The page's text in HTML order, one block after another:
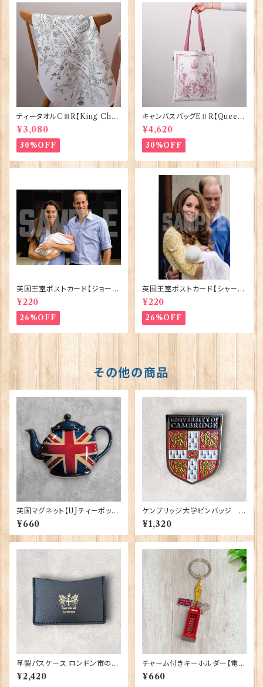
ティータオルCⅢR【King Char
lesⅢ Coronation】Victoria
Eggs 50129
¥3,080
30%OFF
キャンバスバッグEⅡR【Queen
ElizabethⅡ Commemorativ
e】Victoria Eggs 90332
¥4,620
30%OFF
英国王室ポストカード【ジョージ
王子ご誕生】Pageantry Post
card 90183-JEF100
¥220
26%OFF
英国王室ポストカード【シャーロ
ット王女2】Pageantry Postca
rd 90183-JEF202
¥220
26%OFF
その他の商品
英国マグネット【UJティーポッ
ト】Elgate Products 90030
¥660
ケンブリッジ大学ピンバッジ El
gate Products 90416
¥1,320
革製パスケース ロンドン市の紋
章入り【Black】R.C.Brady 90
381-Black
¥2,420
チャーム付きキーホルダー【電話
ボックス】A&S Gift 90423
¥660